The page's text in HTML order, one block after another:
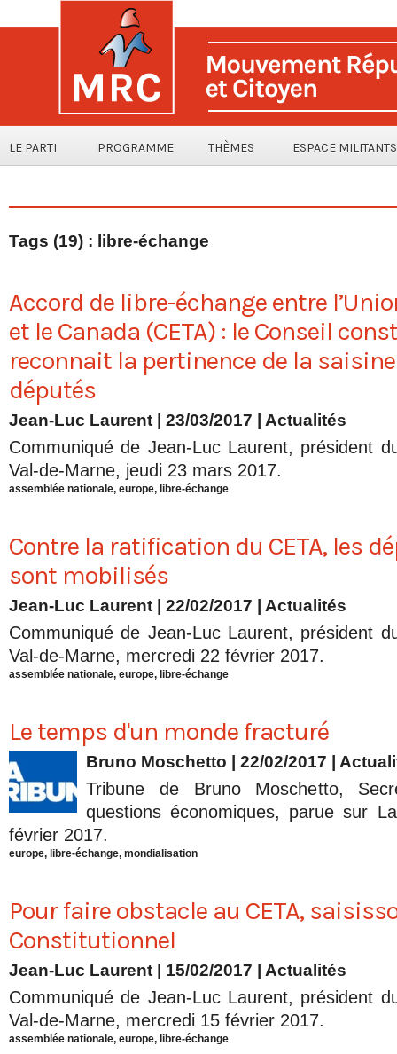
LE PARTI PROGRAMME THÈMES ESPACE MILITANTS
Tags (19) : libre-échange
Accord de libre-échange entre
et le Canada (CETA) : le Conseil
reconnait la pertinence de la saisine
députés
Jean-Luc Laurent | 23/03/2017 Actualités
Communiqué de Jean-Luc Laurent, président
Val-de-Marne, jeudi 23 mars 2017.
assemblée nationale, europe, libre-échange
Contre la ratification du CETA, les
sont mobilisés
Jean-Luc Laurent | 22/02/2017 Actualités
Communiqué de Jean-Luc Laurent, président
Val-de-Marne, mercredi 22 février 2017.
assemblée nationale, europe, libre-échange
Le temps d'un monde fracturé
Bruno Moschetto | 22/02/2017
Tribune de Bruno Moschetto,
questions économiques, parue sur
février 2017.
europe, libre-échange, mondialisation
Pour faire obstacle au CETA,
Constitutionnel
Jean-Luc Laurent | 15/02/2017 Actualités
Communiqué de Jean-Luc Laurent, président
Val-de-Marne, mercredi 15 février 2017.
assemblée nationale, europe, libre-échange